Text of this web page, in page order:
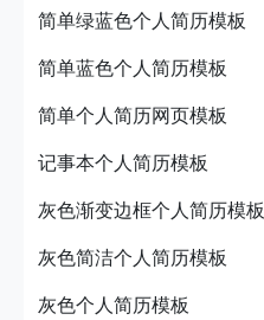
简单绿蓝色个人简历模板
简单蓝色个人简历模板
简单个人简历网页模板
记事本个人简历模板
灰色渐变边框个人简历模板
灰色简洁个人简历模板
灰色个人简历模板